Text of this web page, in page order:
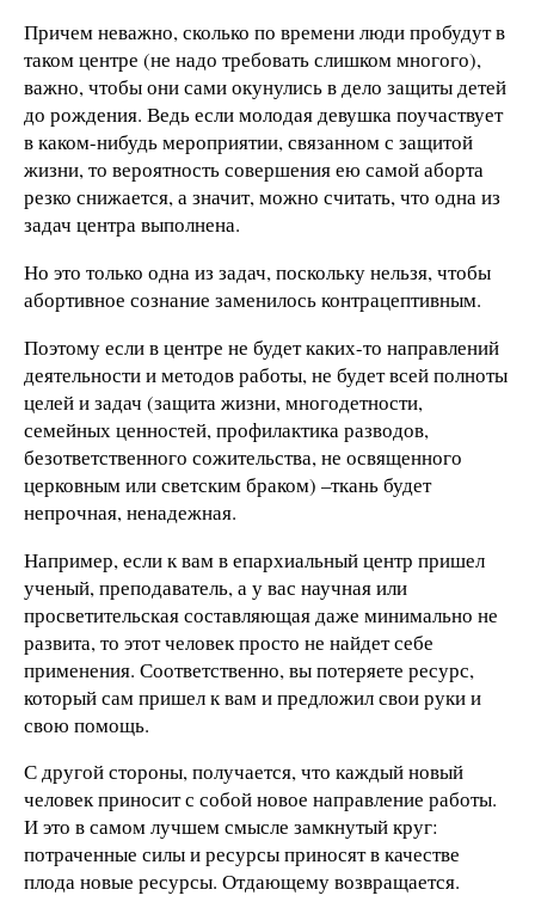
Причем неважно, сколько по времени люди пробудут в
таком центре (не надо требовать слишком многого),
важно, чтобы они сами окунулись в дело защиты детей
до рождения. Ведь если молодая девушка поучаствует
в каком-нибудь мероприятии, связанном с защитой
жизни, то вероятность совершения ею самой аборта
резко снижается, а значит, можно считать, что одна из
задач центра выполнена.
Но это только одна из задач, поскольку нельзя, чтобы
абортивное сознание заменилось контрацептивным.
Поэтому если в центре не будет каких-то направлений
деятельности и методов работы, не будет всей полноты
целей и задач (защита жизни, многодетности,
семейных ценностей, профилактика разводов,
безответственного сожительства, не освященного
церковным или светским браком) –ткань будет
непрочная, ненадежная.
Например, если к вам в епархиальный центр пришел
ученый, преподаватель, а у вас научная или
просветительская составляющая даже минимально не
развита, то этот человек просто не найдет себе
применения. Соответственно, вы потеряете ресурс,
который сам пришел к вам и предложил свои руки и
свою помощь.
С другой стороны, получается, что каждый новый
человек приносит с собой новое направление работы.
И это в самом лучшем смысле замкнутый круг:
потраченные силы и ресурсы приносят в качестве
плода новые ресурсы. Отдающему возвращается.